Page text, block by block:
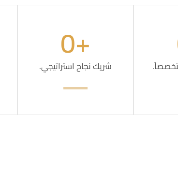
شريك نجاح استراتيجي.
+
0